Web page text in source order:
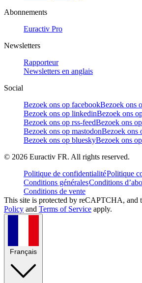
Abonnements
Euractiv Pro
Newsletters
Rapporteur
Newsletters en anglais
Social
Bezoek ons op facebookBezoek ons
Bezoek ons op linkedinBezoek ons
Bezoek ons op rss-feedBezoek ons
Bezoek ons op mastodonBezoek ons
Bezoek ons op blueskyBezoek ons
© 2026 Euractiv FR. All rights reserved.
Politique de confidentialitéPolitique
Conditions généralesConditions
Conditions de vente
This site is protected by reCAPTCHA, and
Policy and Terms of Service apply.
Français